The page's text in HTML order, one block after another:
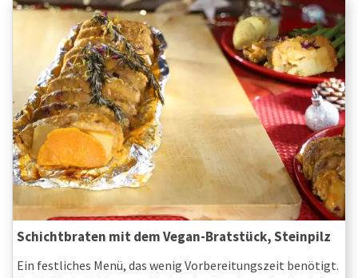
Schichtbraten mit dem Vegan-Bratstück, Steinpilz
Ein festliches Menü, das wenig Vorbereitungszeit benötigt.